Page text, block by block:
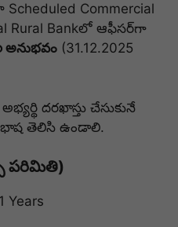
Commercial
Rural Bankలో ఆఫీసర్‌గా
అనుభవం (31.12.2025
అభ్యర్థి దరఖాస్తు చేసుకునే
భాష తెలిసి ఉండాలి.
పరిమితి)
Years